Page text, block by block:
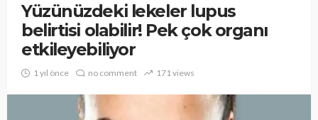
Yüzünüzdeki lekeler lupus
belirtisi olabilir! Pek çok organı
etkileyebiliyor
1 yıl önce no comment 171 views